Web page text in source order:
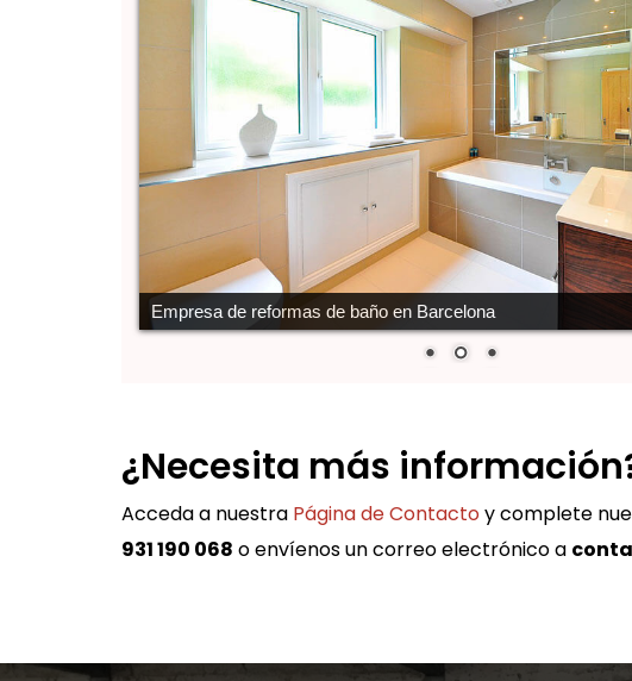
Empresa de reformas de baño en Barcelona
¿Necesita más
Acceda a nuestra Página de Contactoy complete
931 190 068 o envíenos un correo electrónico a